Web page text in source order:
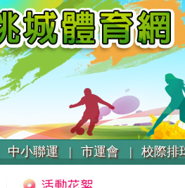
中小聯運 | 市運會 | 校際